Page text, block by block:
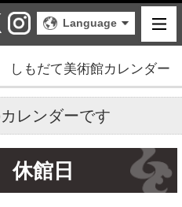
しもだて美術館
X Instagram
Language
しもだて美術館カレンダー
レンダーです
館日